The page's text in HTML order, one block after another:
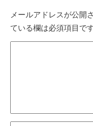
メールアドレスが公開
ている欄は必須項目で